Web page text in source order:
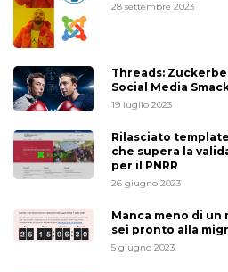
28 settembre 2023
Threads:
Social Media
19 luglio 2023
Rilasciato
che supera la
per il PNRR
26 giugno 2023
Manca meno di un
sei pronto alla
5 giugno 2023